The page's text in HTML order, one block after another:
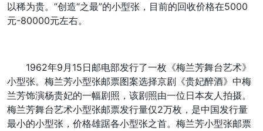
以稀为贵。”创造“之最”的小型张，目前的回收价格在5000
元-80000元左右。
1962年9月15日邮电部发行了一枚《梅兰芳舞台艺术》
小型张。梅兰芳小型张邮票图案选择京剧《贵妃醉酒》中梅
兰芳饰演杨贵妃的一幅剧照，该剧照由一位日本友人拍摄。
梅兰芳舞台艺术小型张邮票发行量仅2万枚，是中国发行量
最小的小型张，价格雄踞各小型张之首。梅兰芳小型张邮票